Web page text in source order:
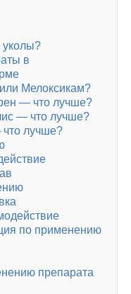
в
Мелоксикам?
— что лучше?
— что лучше?
лучше?
по применению
препарата